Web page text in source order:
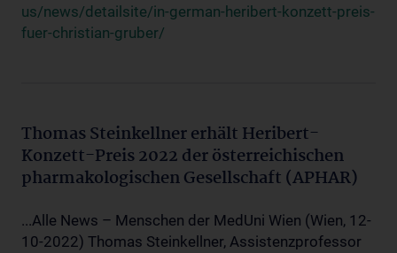
us/news/detailsite/in-german-heribert-konzett-preis-
fuer-christian-gruber/
Thomas Steinkellner erhält Heribert-
Konzett-Preis 2022 der österreichischen
pharmakologischen Gesellschaft (APHAR)
...Alle News – Menschen der MedUni Wien (Wien, 12-
10-2022) Thomas Steinkellner, Assistenzprofessor